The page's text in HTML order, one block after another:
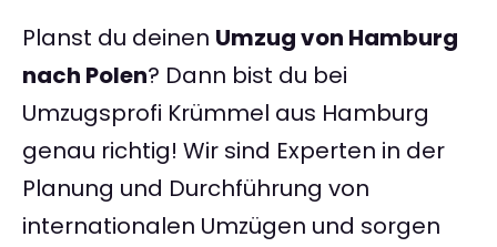
Planst du deinen Umzug von Hamburg
nach Polen? Dann bist du bei
Umzugsprofi Krümmel aus Hamburg
genau richtig! Wir sind Experten in der
Planung und Durchführung von
internationalen Umzügen und sorgen